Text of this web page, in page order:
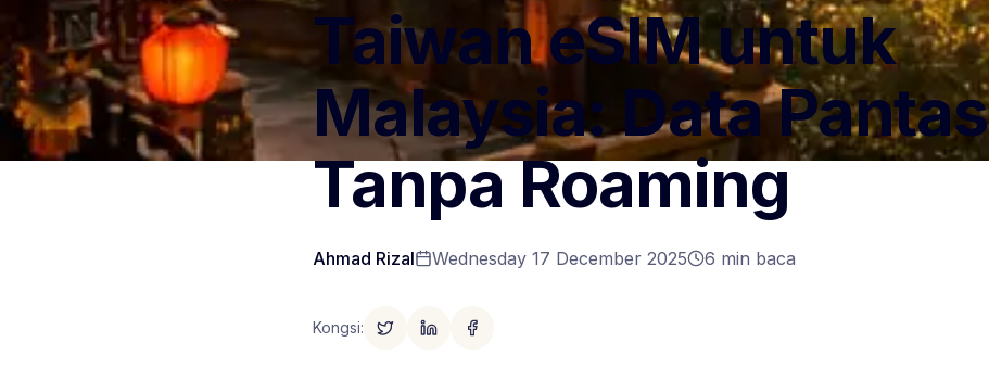
Taiwan eSIM untuk
Malaysia: Data Pantas
Tanpa Roaming
Ahmad Rizal Wednesday 17 December 2025 6 min baca
Kongsi: